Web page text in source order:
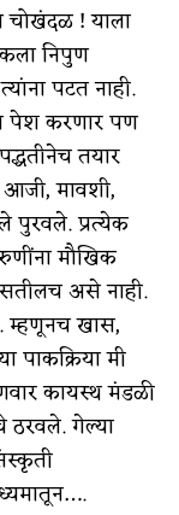
चोखंदळ ! याला
निपुण
पटत नाही.
पेश करणार पण
तयार
मावशी,
पुरवले. प्रत्येक
मौखिक
असे नाही.
म्हणूनच खास,
पाकक्रिया मी
कायस्थ मंडळी
गेल्या